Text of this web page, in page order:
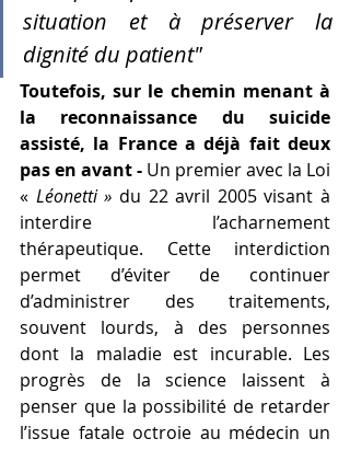
situation et à préserver la
dignité du patient"
Toutefois, sur le chemin menant à
la reconnaissance du suicide
assisté, la France a déjà fait deux
pas en avant - Un premier avec la Loi
« Léonetti » du 22 avril 2005 visant à
interdire l’acharnement
thérapeutique. Cette interdiction
permet d’éviter de continuer
d’administrer des traitements,
souvent lourds, à des personnes
dont la maladie est incurable. Les
progrès de la science laissent à
penser que la possibilité de retarder
l’issue fatale octroie au médecin un